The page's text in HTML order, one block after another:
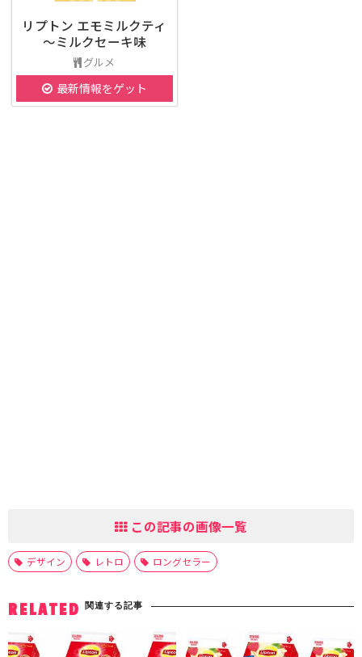
リプトン エモミルクティ
～ミルクセーキ味
グルメ
最新情報をゲット
この記事の画像一覧
デザイン レトロ ロングセラー
RELATED 関連する記事